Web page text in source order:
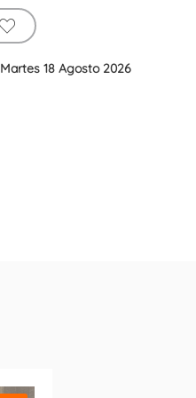
Martes 18 Agosto 2026